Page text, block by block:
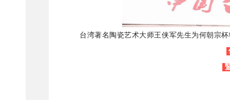
台湾著名陶瓷艺术大师王侠军先生为何朝宗